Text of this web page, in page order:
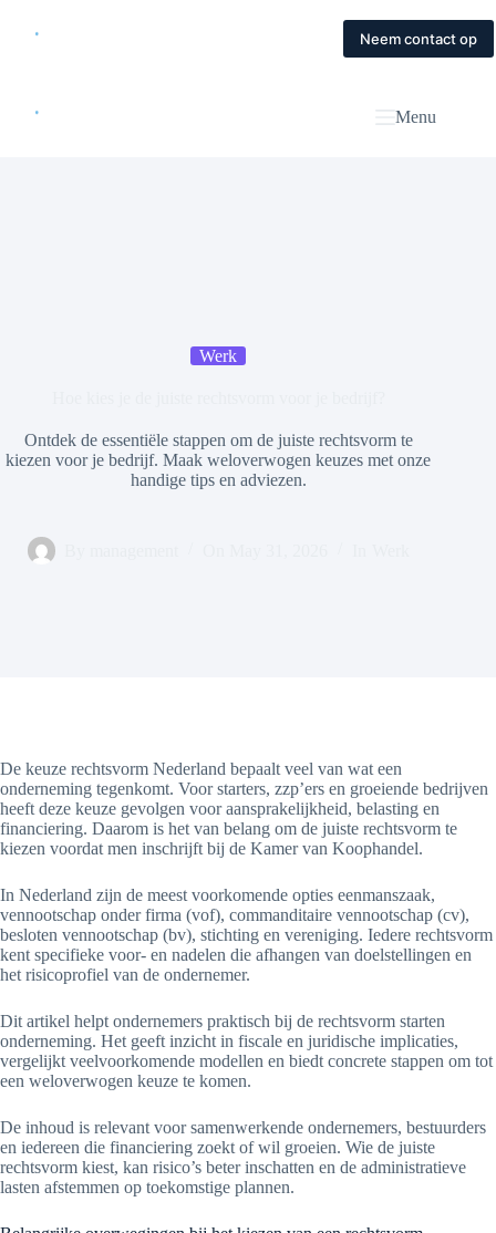
Contact
Neem contact op
Menu
Werk
Ontdek de essentiële stappen om de juiste rechtsvorm te
kiezen voor je bedrijf. Maak weloverwogen keuzes met onze
handige tips en adviezen.
De keuze rechtsvorm Nederland bepaalt veel van wat een
onderneming tegenkomt. Voor starters, zzp’ers en groeiende bedrijven
heeft deze keuze gevolgen voor aansprakelijkheid, belasting en
financiering. Daarom is het van belang om de juiste rechtsvorm te
kiezen voordat men inschrijft bij de Kamer van Koophandel.
In Nederland zijn de meest voorkomende opties eenmanszaak,
vennootschap onder firma (vof), commanditaire vennootschap (cv),
besloten vennootschap (bv), stichting en vereniging. Iedere rechtsvorm
kent specifieke voor- en nadelen die afhangen van doelstellingen en
het risicoprofiel van de ondernemer.
Dit artikel helpt ondernemers praktisch bij de rechtsvorm starten
onderneming. Het geeft inzicht in fiscale en juridische implicaties,
vergelijkt veelvoorkomende modellen en biedt concrete stappen om tot
een weloverwogen keuze te komen.
De inhoud is relevant voor samenwerkende ondernemers, bestuurders
en iedereen die financiering zoekt of wil groeien. Wie de juiste
rechtsvorm kiest, kan risico’s beter inschatten en de administratieve
lasten afstemmen op toekomstige plannen.